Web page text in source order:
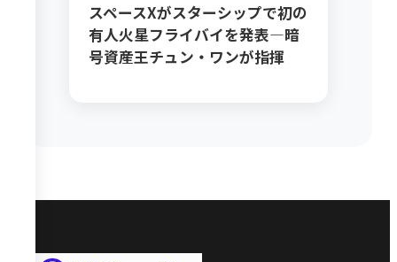
スペースXがスターシップで初の
有人火星フライバイを発表―暗
号資産王チュン・ワンが指揮